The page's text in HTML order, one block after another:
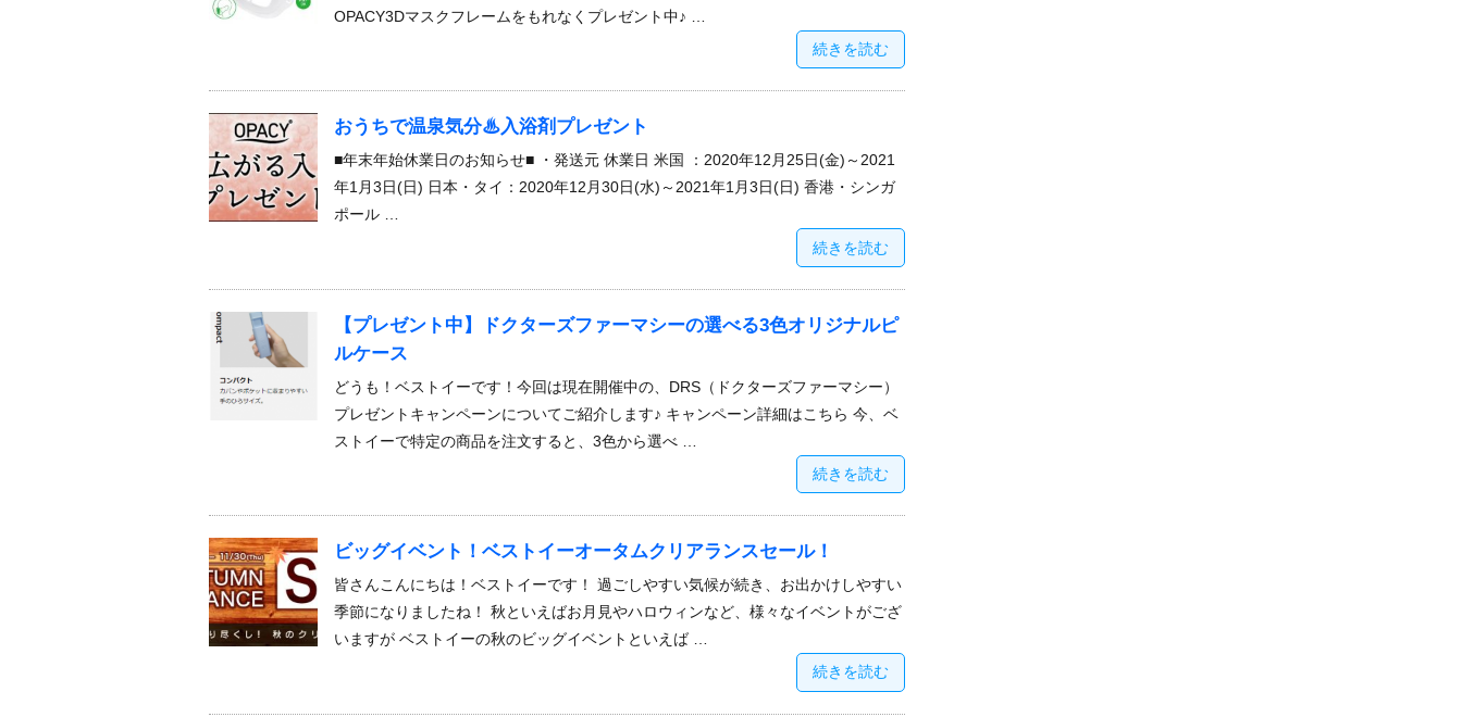
OPACY3Dマスクフレームをもれなくプレゼント中♪ …
続きを読む
おうちで温泉気分♨入浴剤プレゼント
■年末年始休業日のお知らせ■ ・発送元 休業日 米国 ：2020年12月25日(金)～2021
年1月3日(日) 日本・タイ：2020年12月30日(水)～2021年1月3日(日) 香港・シンガ
ポール …
続きを読む
【プレゼント中】ドクターズファーマシーの選べる3色オリジナルピ
ルケース
どうも！ベストイーです！今回は現在開催中の、DRS（ドクターズファーマシー）
プレゼントキャンペーンについてご紹介します♪ キャンペーン詳細はこちら 今、ベ
ストイーで特定の商品を注文すると、3色から選べ …
続きを読む
ビッグイベント！ベストイーオータムクリアランスセール！
皆さんこんにちは！ベストイーです！ 過ごしやすい気候が続き、お出かけしやすい
季節になりましたね！ 秋といえばお月見やハロウィンなど、様々なイベントがござ
いますが ベストイーの秋のビッグイベントといえば …
続きを読む